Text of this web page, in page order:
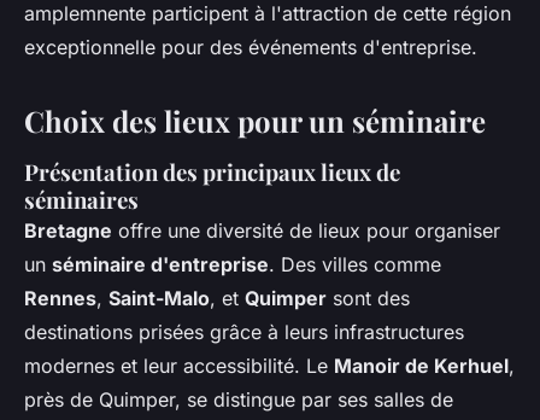
amplemnente participent à l'attraction de cette région
exceptionnelle pour des événements d'entreprise.
Choix des lieux pour un séminaire
Présentation des principaux lieux de
séminaires
Bretagne offre une diversité de lieux pour organiser
un séminaire d'entreprise. Des villes comme
Rennes, Saint-Malo, et Quimper sont des
destinations prisées grâce à leurs infrastructures
modernes et leur accessibilité. Le Manoir de Kerhuel,
près de Quimper, se distingue par ses salles de